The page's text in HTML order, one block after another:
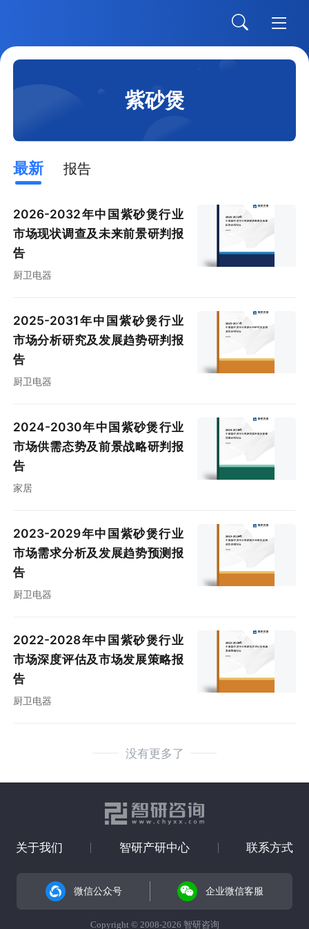
紫砂煲
最新 报告
2026-2032年中国紫砂煲行业
市场现状调查及未来前景研判报
告
厨卫电器
2025-2031年中国紫砂煲行业
市场分析研究及发展趋势研判报
告
厨卫电器
2024-2030年中国紫砂煲行业
市场供需态势及前景战略研判报
告
家居
2023-2029年中国紫砂煲行业
市场需求分析及发展趋势预测报
告
厨卫电器
2022-2028年中国紫砂煲行业
市场深度评估及市场发展策略报
告
厨卫电器
没有更多了
关于我们 智研产研中心 联系方式
微信公众号 企业微信客服
Copyright © 2008-2026 智研咨询